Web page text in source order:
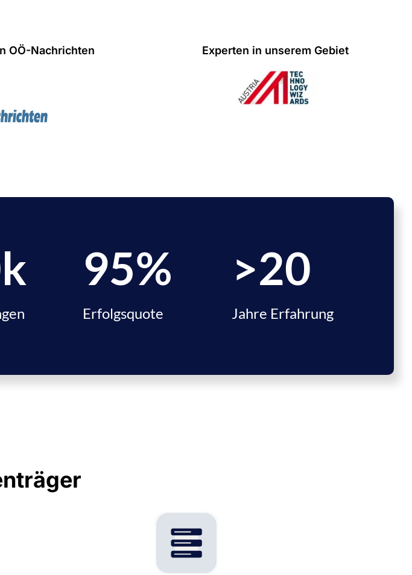
OÖ-Nachrichten Experten in unserem Gebiet
k 95%
Erfolgsquote
>20
Jahre Erfahrung